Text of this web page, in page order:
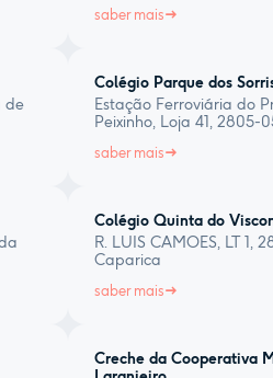
saber mais
de
Colégio Parque dos
Estação Ferroviária do
Peixinho, Loja 41, 2805-
saber mais
Colégio Quinta do
R. LUIS CAMOES, LT 1,
Caparica
saber mais
Creche da Cooperativa